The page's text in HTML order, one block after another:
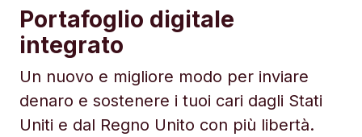
Portafoglio digitale
integrato
Un nuovo e migliore modo per inviare
denaro e sostenere i tuoi cari dagli Stati
Uniti e dal Regno Unito con più libertà.